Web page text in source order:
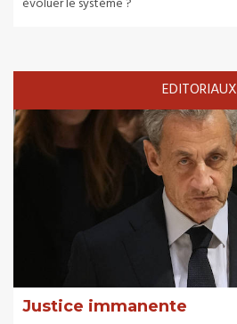
EDITORIAUX
Justice immanente